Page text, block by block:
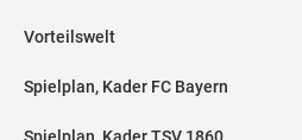
Vorteilswelt
Spielplan, Kader FC Bayern
Spielplan, Kader TSV 1860